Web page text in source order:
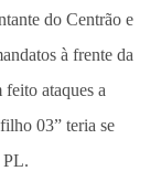
do Centrão e
à frente da
ataques a
03” teria se
PL.